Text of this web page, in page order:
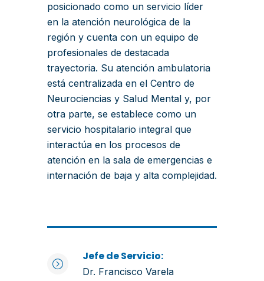
posicionado como un servicio líder
en la atención neurológica de la
región y cuenta con un equipo de
profesionales de destacada
trayectoria. Su atención ambulatoria
está centralizada en el Centro de
Neurociencias y Salud Mental y, por
otra parte, se establece como un
servicio hospitalario integral que
interactúa en los procesos de
atención en la sala de emergencias e
internación de baja y alta complejidad.
Jefe de Servicio:
Dr. Francisco Varela